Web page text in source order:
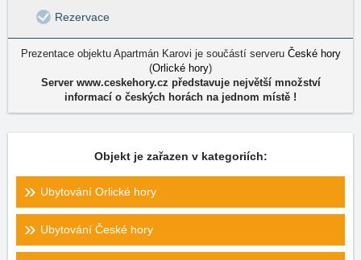
Rezervace
Prezentace objektu Apartmán Karovi je součástí serveru České hory
(Orlické hory)
Server www.ceskehory.cz představuje největší množství
informací o českých horách na jednom místě !
Objekt je zařazen v kategoriích:
Ubytování Orlické hory
Ubytování České hory